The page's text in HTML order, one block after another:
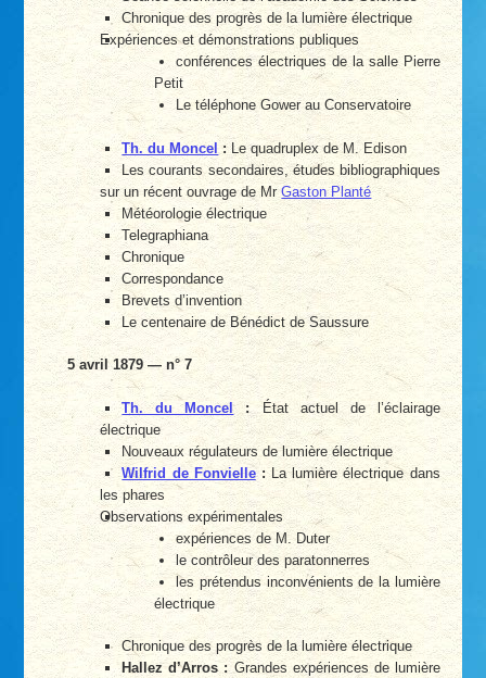
Chronique des progrès de la lumière électrique
Expériences et démonstrations publiques
conférences électriques de la salle Pierre
Petit
Le téléphone Gower au Conservatoire
Th. du Moncel :Le quadruplex de M. Edison
Les courants secondaires, études bibliographiques
sur un récent ouvrage de MrGaston Planté
Météorologie électrique
Telegraphiana
Chronique
Correspondance
Brevets d’invention
Le centenaire de Bénédict de Saussure
5 avril 1879 — n° 7
Th. du Moncel: État actuel de l’éclairage
électrique
Nouveaux régulateurs de lumière électrique
Wilfrid de Fonvielle: La lumière électrique dans
les phares
Observations expérimentales
expériences de M. Duter
le contrôleur des paratonnerres
les prétendus inconvénients de la lumière
électrique
Chronique des progrès de la lumière électrique
Hallez d’Arros :Grandes expériences de lumière